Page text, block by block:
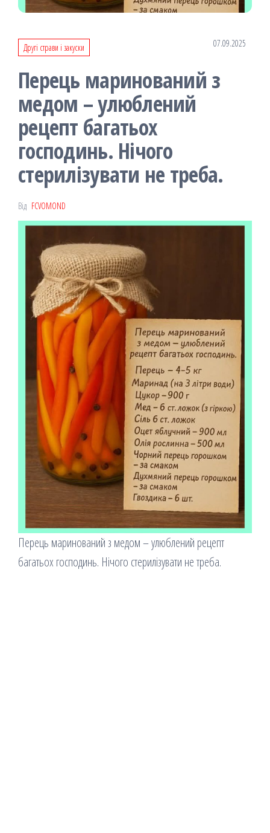
Другі страви і закуски 07.09.2025
Перець маринований з
медом – улюблений
рецепт багатьох
господинь. Нічого
стерилізувати не треба.
Від FCVOMOND
Перець маринований з медом – улюблений рецепт
багатьох господинь. Нічого стерилізувати не треба.